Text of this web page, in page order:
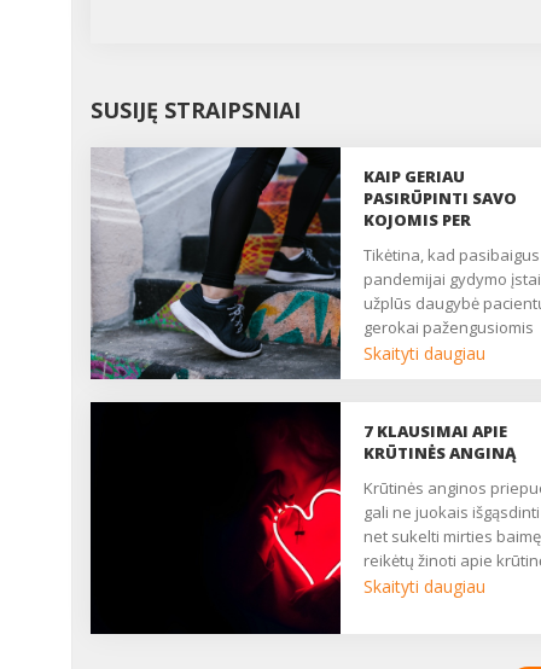
SUSIJĘ STRAIPSNIAI
KAIP GERIAU
PASIRŪPINTI SAVO
KOJOMIS PER
Tikėtina, kad pasibaigus
pandemijai gydymo
užplūs daugybė
gerokai pažengusiomis
venų ligomis. Juk lėtinio
niekur nedingo, ir,
pandemijos metu jų
geriau pasirūpinti savo
kojomis per pandemiją?
Kuo venoms naudinga
fizinė veikla,
ir heparino natrio
Skaityti daugiau
7 KLAUSIMAI APIE
KRŪTINĖS ANGINĄ
Krūtinės anginos priepuolis
gali ne juokais
net sukelti mirties
reikėtų žinoti apie
anginą? Kokie požymiai
Skaityti daugiau